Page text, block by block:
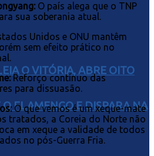
O VITÓRIA, ABRE OITO
O FLAMENGO E DISPARA NA
O país alega que o TNP
sua soberania atual.
Unidos e ONU mantêm
sem efeito prático no
Reforço contínuo das
para dissuasão.
O que vemos é um xeque-mate
tratados, a Coreia do Norte não
em xeque a validade de todos
no pós-Guerra Fria.